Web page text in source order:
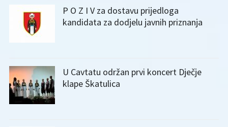
P O Z I V za dostavu prijedloga
kandidata za dodjelu javnih priznanja
U Cavtatu održan prvi koncert Dječje
klape Škatulica